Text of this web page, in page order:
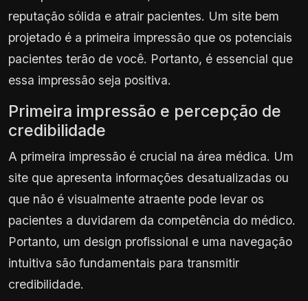
reputação sólida e atrair pacientes. Um site bem
projetado é a primeira impressão que os potenciais
pacientes terão de você. Portanto, é essencial que
essa impressão seja positiva.
Primeira impressão e percepção de
credibilidade
A primeira impressão é crucial na área médica. Um
site que apresenta informações desatualizadas ou
que não é visualmente atraente pode levar os
pacientes a duvidarem da competência do médico.
Portanto, um design profissional e uma navegação
intuitiva são fundamentais para transmitir
credibilidade.